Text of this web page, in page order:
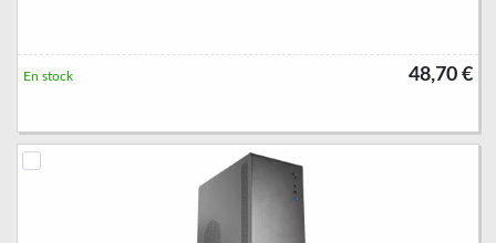
48,70 €
En stock